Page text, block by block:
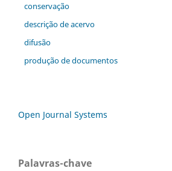
conservação
descrição de acervo
difusão
produção de documentos
Open Journal Systems
Palavras-chave